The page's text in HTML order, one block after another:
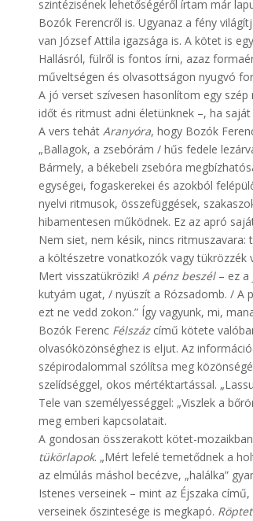
szintézisének lehetőségéről írtam már
Bozók Ferencről is. Ugyanaz a fény
van József Attila igazsága is. A kötet is
Hallásról, fülről is fontos írni, azaz
műveltségen és olvasottságon nyugvó
A jó verset szívesen hasonlítom egy
időt és ritmust adni életünknek –, ha
A vers tehátAranyóra, hogy Bozók
„Ballagok, a zsebórám / hűs fedele
Bármely, a békebeli zsebóra
egységei, fogaskerekei és azokból
nyelvi ritmusok, összefüggések,
hibamentesen működnek. Ez az apró
Nem siet, nem késik, nincs ritmuszavara:
a költészetre vonatkozók vagy tükrözzék
Mert visszatükrözik! A pénz beszél– ez a
kutyám ugat, / nyüszít a Rózsadomb. / A
ezt ne vedd zokon.” Így vagyunk, mi,
Bozók Ferenc Félszázcímű kötete
olvasóközönséghez is eljut. Az
szépirodalommal szólítsa meg
szelídséggel, okos mértéktartással.
Tele van személyességgel: „Viszlek a
meg emberi kapcsolatait.
A gondosan összerakott kötet-
tükörlapok. „Mért lefelé temetődnek a
az elmúlás máshol becézve, „halálka”
Istenes verseinek – mint az Éjszaka
verseinek őszintesége is megkapó.